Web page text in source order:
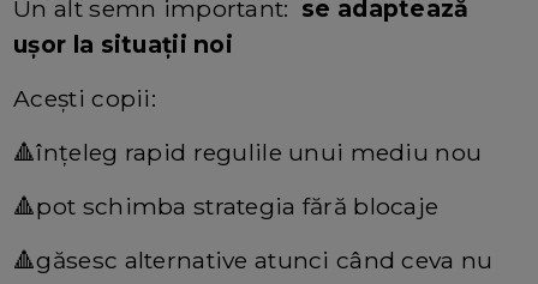
Un alt semn important: se adaptează
ușor la situații noi
Acești copii:
🔺înțeleg rapid regulile unui mediu nou
🔺pot schimba strategia fără blocaje
🔺găsesc alternative atunci când ceva nu